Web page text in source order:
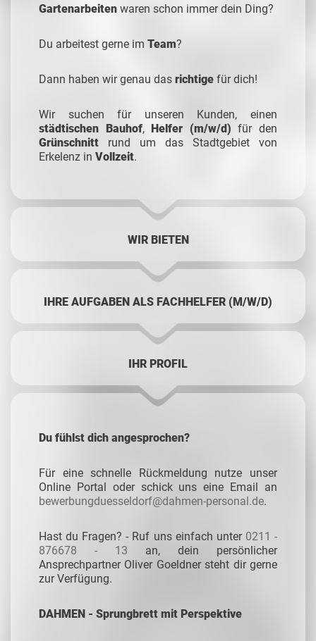
Gartenarbeiten waren schon immer dein Ding?
Du arbeitest gerne im Team?
Dann haben wir genau das richtige für dich!
Wir suchen für unseren Kunden, einen
städtischen Bauhof,Helfer (m/w/d) für den
Grünschnitt rund um das Stadtgebiet von
Erkelenz in Vollzeit.
WIR BIETEN
IHRE AUFGABEN ALS FACHHELFER (M/W/D)
IHR PROFIL
Du fühlst dich angesprochen?
Für eine schnelle Rückmeldung nutze unser
Online Portal oder schick uns eine Email an
bewerbungduesseldorf@dahmen-personal.de.
Hast du Fragen? - Ruf uns einfach unter 0211 -
876678 - 13 an, dein persönlicher
Ansprechpartner Oliver Goeldner steht dir gerne
zur Verfügung.
DAHMEN - Sprungbrett mit Perspektive